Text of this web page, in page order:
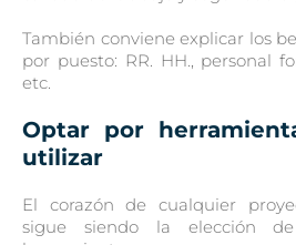
También conviene explicar los
por puesto: RR. HH., personal
etc.
Optar por
utilizar
El corazón de cualquier
sigue siendo la elección